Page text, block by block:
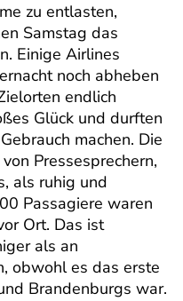
zu entlasten,
Samstag das
Einige Airlines
noch abheben
endlich
Glück und durften
machen. Die
Pressesprechern,
als ruhig und
Passagiere waren
Ort. Das ist
als an
obwohl es das erste
Brandenburgs war.